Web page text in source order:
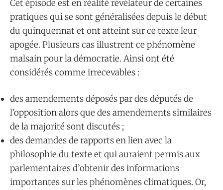
Cet épisode est en réalité révélateur de certaines
pratiques qui se sont généralisées depuis le début
du quinquennat et ont atteint sur ce texte leur
apogée. Plusieurs cas illustrent ce phénomène
malsain pour la démocratie. Ainsi ont été
considérés comme irrecevables :
des amendements déposés par des députés de
l’opposition alors que des amendements similaires
de la majorité sont discutés ;
des demandes de rapports en lien avec la
philosophie du texte et qui auraient permis aux
parlementaires d’obtenir des informations
importantes sur les phénomènes climatiques. Or,